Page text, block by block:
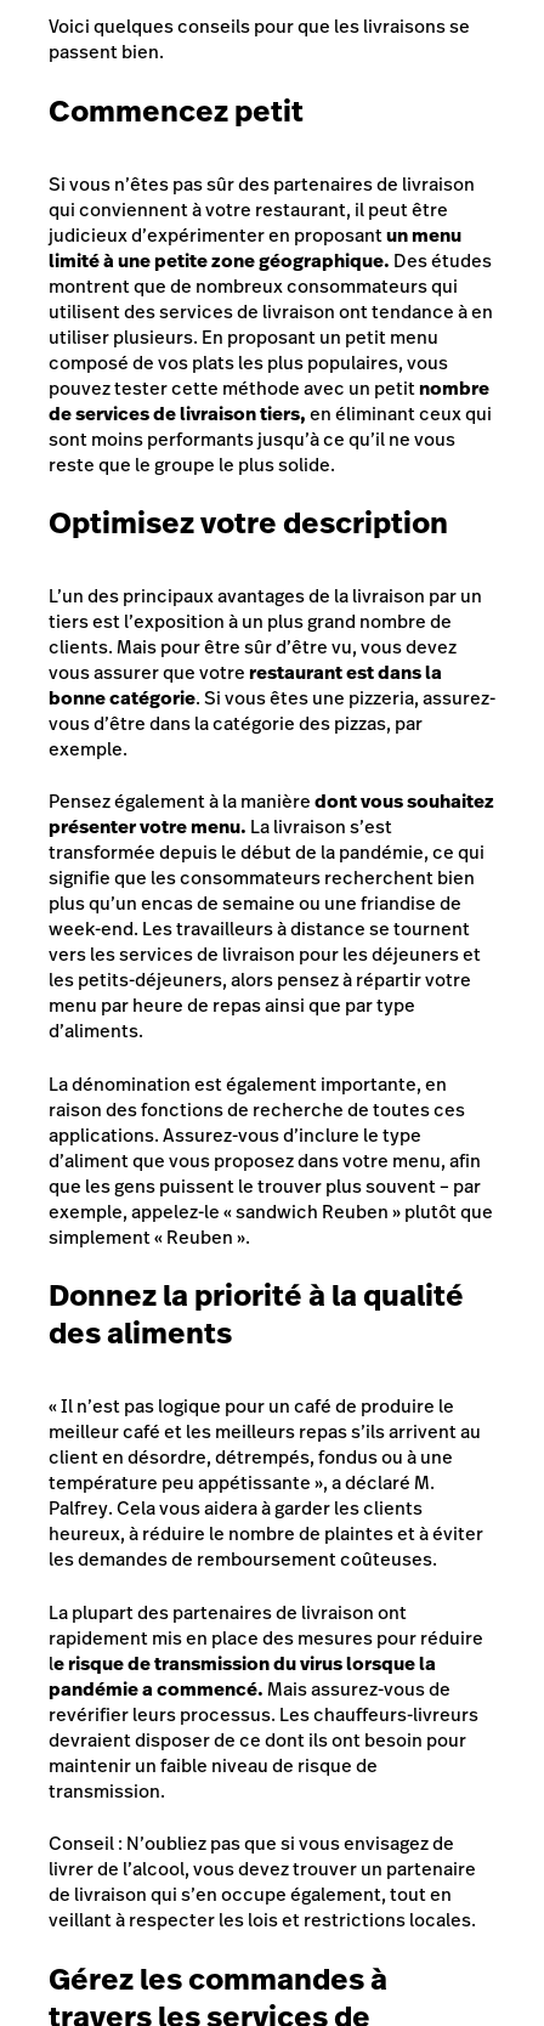
Voici quelques conseils pour que les livraisons se
passent bien.
Commencez petit
Si vous n’êtes pas sûr des partenaires de livraison
qui conviennent à votre restaurant, il peut être
judicieux d’expérimenter en proposantun menu
limité à une petite zone géographique. Des études
montrent que de nombreux consommateurs qui
utilisent des services de livraison ont tendance à en
utiliser plusieurs. En proposant un petit menu
composé de vos plats les plus populaires, vous
pouvez tester cette méthode avec un petitnombre
de services de livraison tiers,en éliminant ceux qui
sont moins performants jusqu’à ce qu’il ne vous
reste que le groupe le plus solide.
Optimisez votre description
L’un des principaux avantages de la livraison par un
tiers est l’exposition à un plus grand nombre de
clients. Mais pour être sûr d’être vu, vous devez
vous assurer que votrerestaurant est dans la
bonne catégorie. Si vous êtes une pizzeria, assurez-
vous d’être dans la catégorie des pizzas, par
exemple.
Pensez également à la manièredont vous souhaitez
présenter votre menu. La livraison s’est
transformée depuis le début de la pandémie, ce qui
signifie que les consommateurs recherchent bien
plus qu’un encas de semaine ou une friandise de
week-end. Les travailleurs à distance se tournent
vers les services de livraison pour les déjeuners et
les petits-déjeuners, alors pensez à répartir votre
menu par heure de repas ainsi que par type
d’aliments.
La dénomination est également importante, en
raison des fonctions de recherche de toutes ces
applications. Assurez-vous d’inclure le type
d’aliment que vous proposez dans votre menu, afin
que les gens puissent le trouver plus souvent – par
exemple, appelez-le « sandwich Reuben » plutôt que
simplement « Reuben ».
Donnez la priorité à la qualité
des aliments
« Il n’est pas logique pour un café de produire le
meilleur café et les meilleurs repas s’ils arrivent au
client en désordre, détrempés, fondus ou à une
température peu appétissante », a déclaré M.
Palfrey. Cela vous aidera à garder les clients
heureux, à réduire le nombre de plaintes et à éviter
les demandes de remboursement coûteuses.
La plupart des partenaires de livraison ont
rapidement mis en place des mesures pour réduire
le risque de transmission du virus lorsque la
pandémie a commencé.Mais assurez-vous de
revérifier leurs processus. Les chauffeurs-livreurs
devraient disposer de ce dont ils ont besoin pour
maintenir un faible niveau de risque de
transmission.
Conseil : N’oubliez pas que si vous envisagez de
livrer de l’alcool, vous devez trouver un partenaire
de livraison qui s’en occupe également, tout en
veillant à respecter les lois et restrictions locales.
Gérez les commandes à
travers les services de